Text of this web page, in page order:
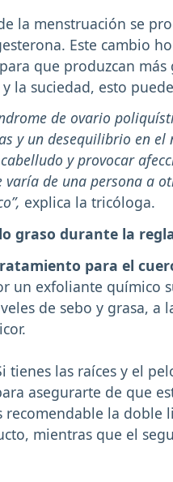
la menstruación se
Este cambio
que produzcan
la suciedad, esto
de ovario
y un desequilibrio en
y provocar
de una persona a
explica la tricóloga.
graso durante la
para el
un exfoliante químico
de sebo y grasa, a
tienes las raíces y el
asegurarte de que
recomendable la
mientras que el